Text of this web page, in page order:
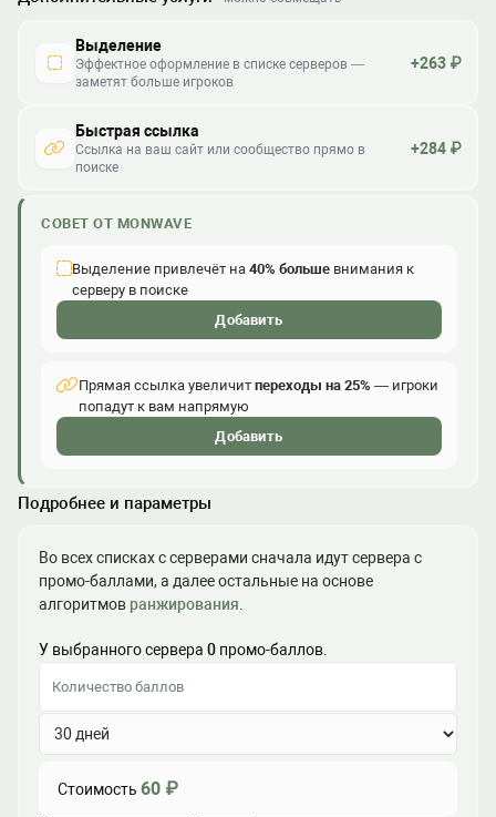
Выделение
Эффектное оформление в списке серверов —
заметят больше игроков
+263 ₽
Быстрая ссылка
Ссылка на ваш сайт или сообщество прямо в
поиске
+284 ₽
СОВЕТ ОТ MONWAVE
Выделение привлечёт на 40% больше внимания к
серверу в поиске
Добавить
Прямая ссылка увеличит переходы на 25% — игроки
попадут к вам напрямую
Добавить
Подробнее и параметры
Во всех списках с серверами сначала идут сервера с
промо-баллами, а далее остальные на основе
алгоритмов ранжирования
У выбранного сервера 0 промо-баллов.
Стоимость 60 ₽